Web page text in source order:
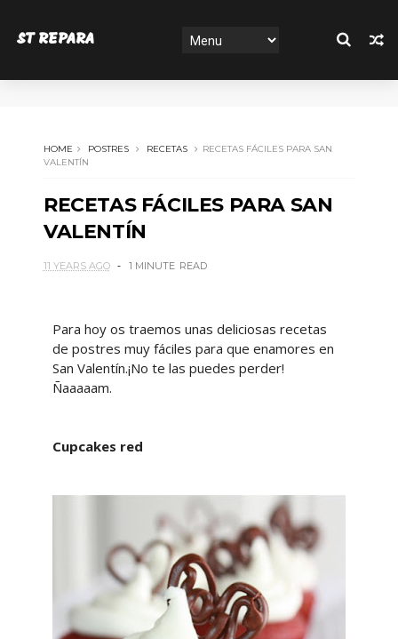
ST REPARA
HOME POSTRES RECETAS
RECETAS FÁCILES PARA SAN
VALENTÍN
RECETAS FÁCILES PARA SAN
VALENTÍN
11 YEARS AGO 1 MINUTE READ
Para hoy os traemos unas deliciosas recetas
de postres muy fáciles para que enamores en
San Valentín.¡No te las puedes perder!
Ñaaaaam.
Cupcakes red